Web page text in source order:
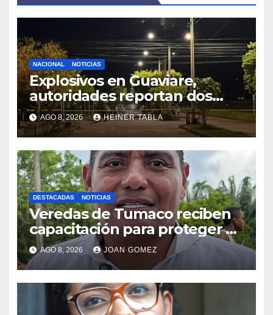
NACIONAL NOTICIAS
Explosivos en Guaviare,
autoridades reportan dos
incidentes
AGO 8, 2026 HEINER TABLA
DESTACADAS NOTICIAS
Veredas de Tumaco reciben
capacitación para proteger el
ambiente
AGO 8, 2026 JOAN GOMEZ